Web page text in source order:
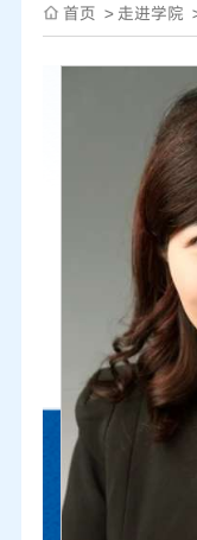
首页 走进学院